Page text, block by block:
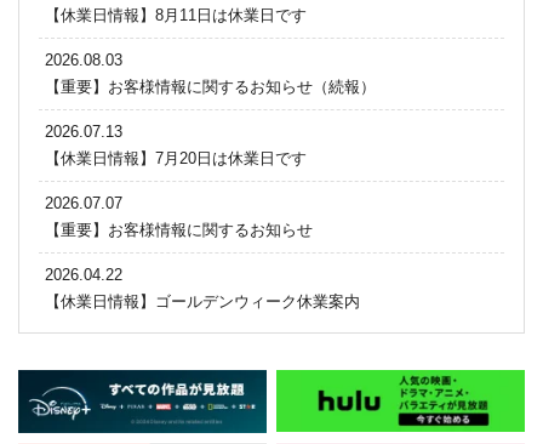
【休業日情報】8月11日は休業日です
2026.08.03
【重要】お客様情報に関するお知らせ（続報）
2026.07.13
【休業日情報】7月20日は休業日です
2026.07.07
【重要】お客様情報に関するお知らせ
2026.04.22
【休業日情報】ゴールデンウィーク休業案内